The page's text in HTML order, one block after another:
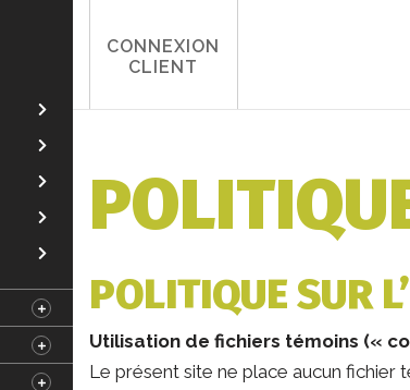
CONNEXION
CLIENT
POLITIQUE SUR
Utilisation de fichiers témoins («
Le présent site ne place aucun fichier